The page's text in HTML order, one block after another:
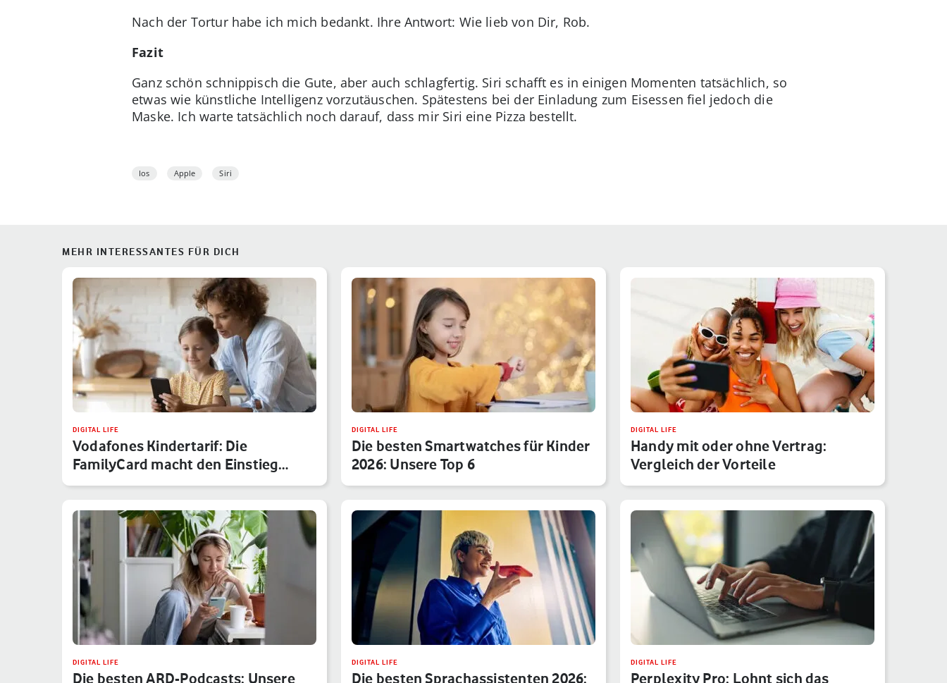
Nach der Tortur habe ich mich bedankt. Ihre Antwort: Wie lieb von Dir, Rob.
Fazit
Ganz schön schnippisch die Gute, aber auch schlagfertig. Siri schafft es in einigen Momenten tatsächlich, so
etwas wie künstliche Intelligenz vorzutäuschen. Spätestens bei der Einladung zum Eisessen fiel jedoch die
Maske. Ich warte tatsächlich noch darauf, dass mir Siri eine Pizza bestellt.
Ios Apple Siri
MEHR INTERESSANTES FÜR DICH
DIGITAL LIFE
Vodafones Kindertarif: Die
FamilyCard macht den Einstieg
sicher
DIGITAL LIFE
Die besten Smartwatches für Kinder
2026: Unsere Top 6
DIGITAL LIFE
Handy mit oder ohne Vertrag:
Vergleich der Vorteile
DIGITAL LIFE
Die besten ARD-Podcasts: Unsere
DIGITAL LIFE
Die besten Sprachassistenten 2026:
DIGITAL LIFE
Perplexity Pro: Lohnt sich das